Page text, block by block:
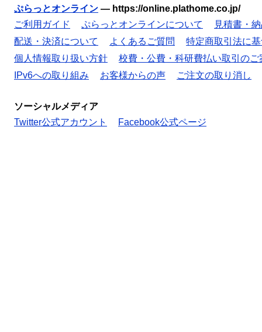
ぷらっとオンライン — https://online.plathome.co.jp/
ご利用ガイド
ぷらっとオンラインについて
見積書・
配送・決済について
よくあるご質問
特定商取引法に
個人情報取り扱い方針
校費・公費・科研費払い取引のご
IPv6への取り組み
お客様からの声 ご注文の取り消し
ソーシャルメディア
Twitter公式アカウント
Facebook公式ページ